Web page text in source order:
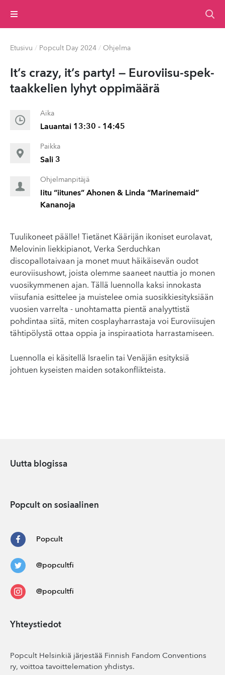
Valikko
Etusivu / Popcult Day 2024 / Ohjelma
It’s crazy, it’s party! — Euroviisu-spek­
taakke­lien lyhyt oppimäärä
Aika
Lauantai 13:30 - 14:45
Paikka
Sali 3
Ohjelmanpitäjä
Iitu “iitunes” Ahonen & Linda “Marinemaid”
Kananoja
Tuulikoneet päälle! Tietänet Käärijän ikoniset eurolavat,
Melovinin liekkipianot, Verka Serduchkan
discopallotaivaan ja monet muut häikäisevän oudot
euroviisushowt, joista olemme saaneet nauttia jo monen
vuosikymmenen ajan. Tällä luennolla kaksi innokasta
viisufania esittelee ja muistelee omia suosikkiesityksiään
vuosien varrelta - unohtamatta pientä analyyttistä
pohdintaa siitä, miten cosplayharrastaja voi Euroviisujen
tähtipölystä ottaa oppia ja inspiraatiota harrastamiseen.
Luennolla ei käsitellä Israelin tai Venäjän esityksiä
johtuen kyseisten maiden sotakonflikteista.
Uutta blogissa
Popcult on sosiaalinen
Popcult
@popcultfi
@popcultfi
Yhteystiedot
Popcult Helsinkiä järjestää Finnish Fandom Conventions
ry, voittoa tavoittelemation yhdistys.